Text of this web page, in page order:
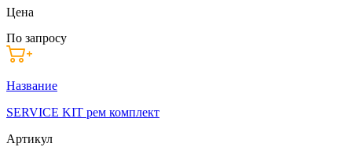
Цена
По запросу
Название
SERVICE KIT рем комплект
Артикул